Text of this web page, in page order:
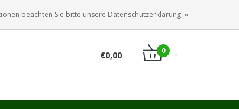
ANMELDEN KUNDENKONTO ANLEGEN
€0,00 0
beachten Sie bitte unsere Datenschutzerklärung. »